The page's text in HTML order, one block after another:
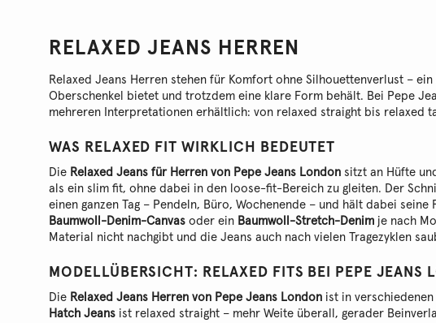
RELAXED JEANS HERREN
Relaxed Jeans Herren stehen für Komfort ohne Silhouettenverlust –
Oberschenkel bietet und trotzdem eine klare Form behält. Bei Pepe
mehreren Interpretationen erhältlich: von relaxed straight bis relaxed
WAS RELAXED FIT WIRKLICH BEDEUTET
Die Relaxed Jeans für Herren von Pepe Jeans London sitzt an Hüfte
als ein slim fit, ohne dabei in den loose-fit-Bereich zu gleiten. Der
einen ganzen Tag – Pendeln, Büro, Wochenende – und hält dabei seine
Baumwoll-Denim-Canvas oder ein Baumwoll-Stretch-Denim je nach
Material nicht nachgibt und die Jeans auch nach vielen Tragezyklen
MODELLÜBERSICHT: RELAXED FITS BEI PEPE JEANS
Die Relaxed Jeans Herren von Pepe Jeans London ist in
Hatch Jeans ist relaxed straight – mehr Weite überall, gerader